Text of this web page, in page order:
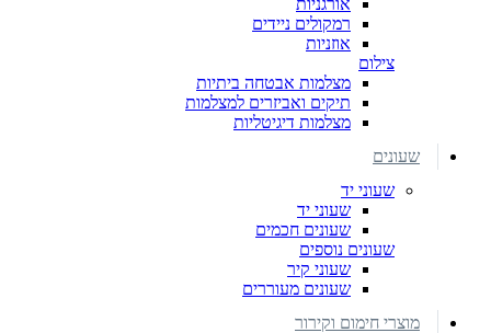
אורגניות
רמקולים ניידים
אוזניות
צילום
מצלמות אבטחה ביתיות
תיקים ואביזרים למצלמות
מצלמות דיגיטליות
שעונים
שעוני יד
שעוני יד
שעונים חכמים
שעונים נוספים
שעוני קיר
שעונים מעוררים
מוצרי חימום וקירור